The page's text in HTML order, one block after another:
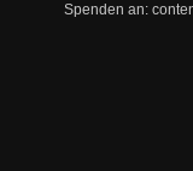
Spenden an: